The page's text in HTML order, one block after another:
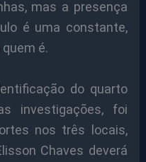
mas a presença
é uma constante,
é.
do quarto
investigações, foi
nos três locais,
Chaves deverá